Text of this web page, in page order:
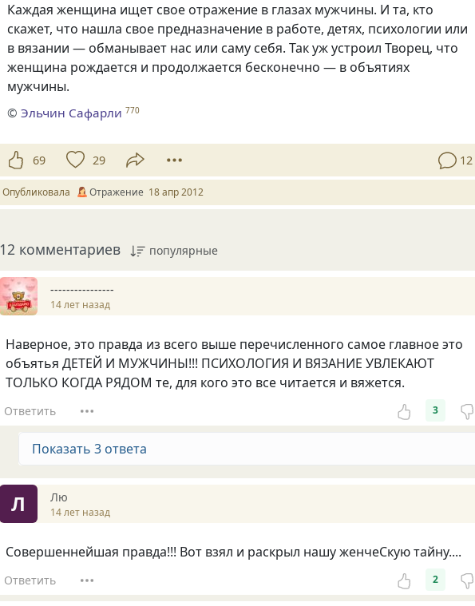
Каждая женщина ищет свое отражение в глазах мужчины. И та, кто
скажет, что нашла свое предназначение в работе, детях, психологии или
в вязании — обманывает нас или саму себя. Так уж устроил Творец, что
женщина рождается и продолжается бесконечно — в объятиях
мужчины.
©Эльчин Сафарли 770
69 29 12
Опубликовала Отражение 18 апр 2012
12 комментариев популярные
----------------
14 лет назад
Наверное, это правда из всего выше перечисленного самое главное это
объятья ДЕТЕЙ И МУЖЧИНЫ!!! ПСИХОЛОГИЯ И ВЯЗАНИЕ УВЛЕКАЮТ
ТОЛЬКО КОГДА РЯДОМ те, для кого это все читается и вяжется.
Ответить 3
Показать 3 ответа
Л Лю
14 лет назад
Совершеннейшая правда!!! Вот взял и раскрыл нашу женчеСкую тайну....
Ответить 2